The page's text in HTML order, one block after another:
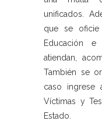
unificados.
que se
Educación
atiendan,
También se
caso ingrese
Víctimas y
Estado.